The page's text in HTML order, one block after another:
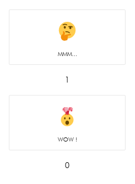
MMM...
1
WOW !
0